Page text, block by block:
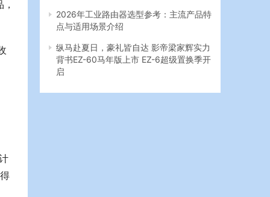
2026年工业路由器选型参考：主流产品特
点与适用场景介绍
纵马赴夏日，豪礼皆自达 影帝梁家辉实力
背书EZ-60马年版上市 EZ-6超级置换季开
启